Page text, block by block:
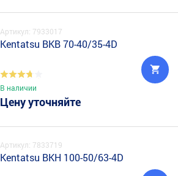
Артикул: 7933017
Kentatsu BKB 70-40/35-4D
В наличии
Цену уточняйте
Артикул: 7833719
Kentatsu BKH 100-50/63-4D